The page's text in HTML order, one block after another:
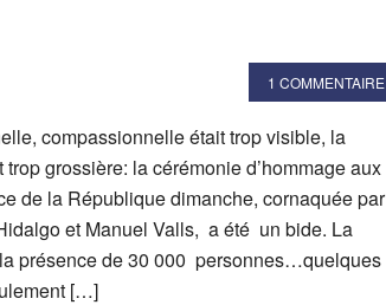
1 COMMENTAIRE
compassionnelle était trop visible, la
grossière: la cérémonie d’hommage aux
de la République dimanche, cornaquée par
et Manuel Valls, a été un bide. La
présence de 30 000 personnes…quelques
[…]